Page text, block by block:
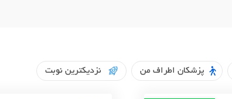
پزشکان اطراف من نزدیکترین نوبت